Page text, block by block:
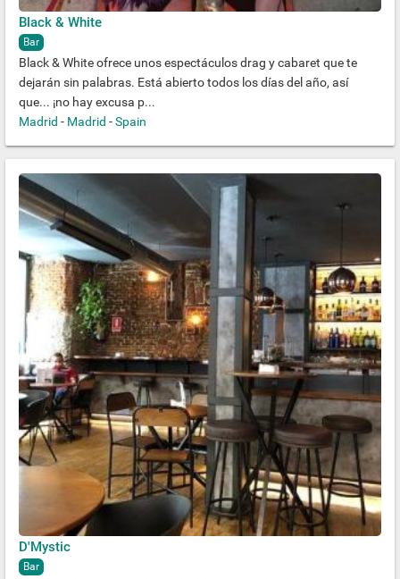
Black & White
Bar
Black & White ofrece unos espectáculos drag y cabaret que te
dejarán sin palabras. Está abierto todos los días del año, así
que... ¡no hay excusa p...
Madrid - Madrid -Spain
D'Mystic
Bar